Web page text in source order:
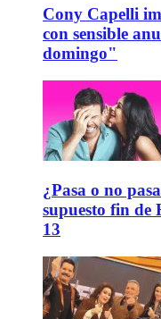
Cony Capelli
con sensible
domingo"
¿Pasa o no
supuesto fin de
13